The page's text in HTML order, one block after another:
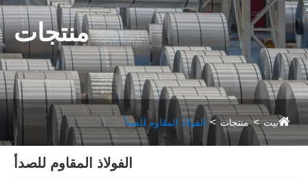
منتجات
بيت منتجات الفولاذ المقاوم للصدأ
الفولاذ المقاوم للصدأ